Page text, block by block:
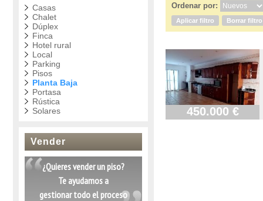
Casas
Chalet
Dúplex
Finca
Hotel rural
Local
Parking
Pisos
Planta Baja
Portasa
Rústica
Solares
Vender
¿Quieres vender un piso?
Te ayudamos a
gestionar todo el proceso
Ordenar por:
Aplicar filtro Borrar filtro
450.000 €